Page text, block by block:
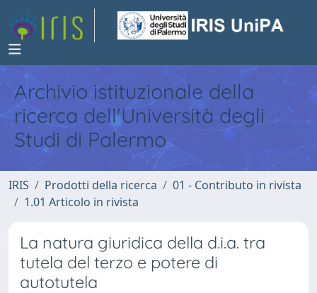
Archivio istituzionale della
ricerca dell'Università degli
Studi di Palermo
IRIS Prodotti della ricerca
01 - Contributo in rivista
1.01 Articolo in rivista
La natura giuridica della d.i.a. tra
tutela del terzo e potere di
autotutela